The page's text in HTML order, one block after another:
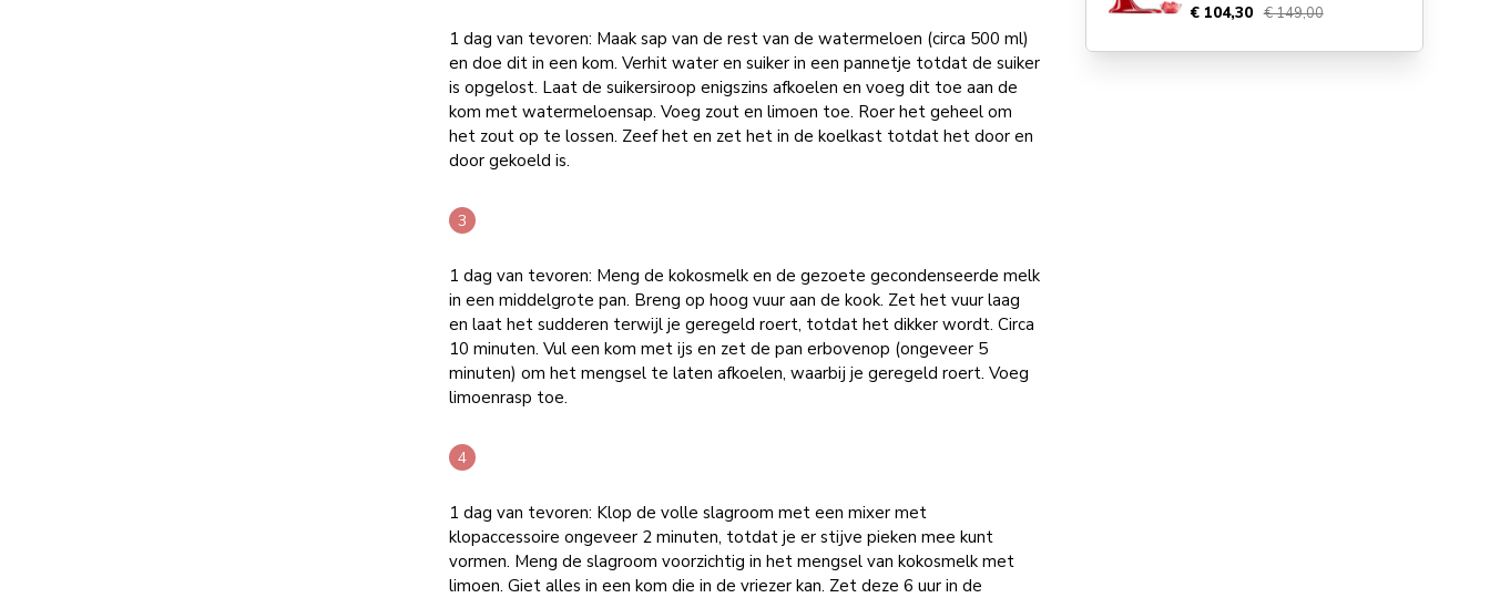
1 dag van tevoren: Maak sap van de rest van de watermeloen (circa 500 ml)
en doe dit in een kom. Verhit water en suiker in een pannetje totdat de suiker
is opgelost. Laat de suikersiroop enigszins afkoelen en voeg dit toe aan de
kom met watermeloensap. Voeg zout en limoen toe. Roer het geheel om
het zout op te lossen. Zeef het en zet het in de koelkast totdat het door en
door gekoeld is.
1 dag van tevoren: Meng de kokosmelk en de gezoete gecondenseerde melk
in een middelgrote pan. Breng op hoog vuur aan de kook. Zet het vuur laag
en laat het sudderen terwijl je geregeld roert, totdat het dikker wordt. Circa
10 minuten. Vul een kom met ijs en zet de pan erbovenop (ongeveer 5
minuten) om het mengsel te laten afkoelen, waarbij je geregeld roert. Voeg
limoenrasp toe.
1 dag van tevoren: Klop de volle slagroom met een mixer met
klopaccessoire ongeveer 2 minuten, totdat je er stijve pieken mee kunt
vormen. Meng de slagroom voorzichtig in het mengsel van kokosmelk met
limoen. Giet alles in een kom die in de vriezer kan. Zet deze 6 uur in de
€ 104,30 € 149,00